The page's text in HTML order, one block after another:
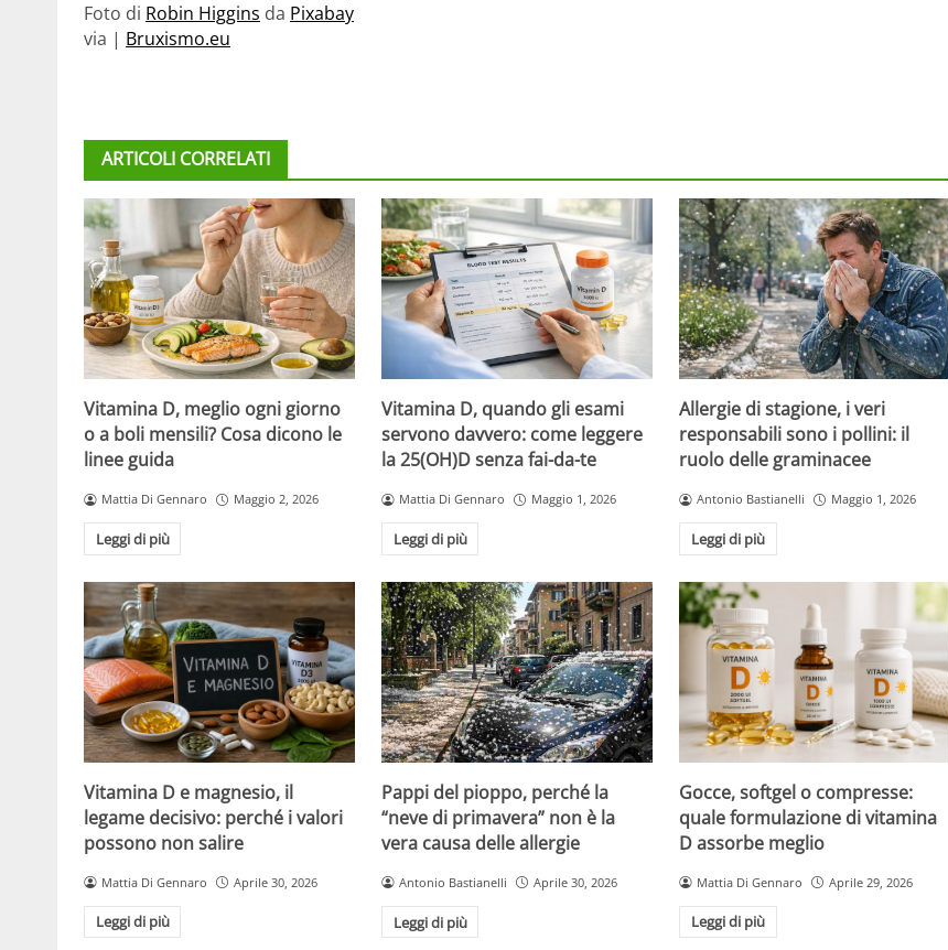
Foto di Robin Higgins da Pixabay
via | Bruxismo.eu
ARTICOLI CORRELATI
Vitamina D, meglio ogni giorno
o a boli mensili? Cosa dicono le
linee guida
Mattia Di Gennaro Maggio 2, 2026
Leggi di più
Vitamina D, quando gli esami
servono davvero: come leggere
la 25(OH)D senza fai-da-te
Mattia Di Gennaro Maggio 1, 2026
Leggi di più
Allergie di stagione, i veri
responsabili sono i pollini: il
ruolo delle graminacee
Antonio Bastianelli Maggio 1, 2026
Leggi di più
Vitamina D e magnesio, il
legame decisivo: perché i valori
possono non salire
Mattia Di Gennaro Aprile 30, 2026
Leggi di più
Pappi del pioppo, perché la
“neve di primavera” non è la
vera causa delle allergie
Antonio Bastianelli Aprile 30, 2026
Leggi di più
Gocce, softgel o compresse:
quale formulazione di vitamina
D assorbe meglio
Mattia Di Gennaro Aprile 29, 2026
Leggi di più